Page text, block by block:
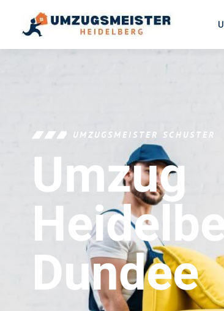
UMZUGSMEISTER SCHUSTER
Umzug
Dundee